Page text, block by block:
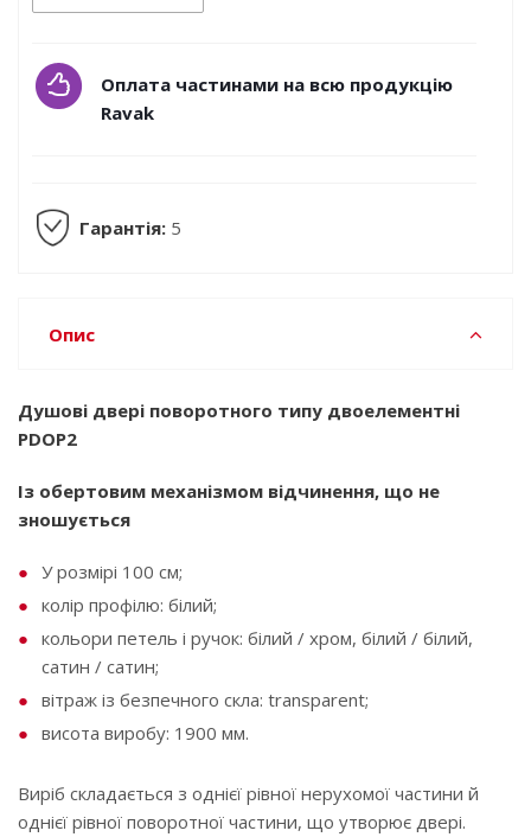
Оплата частинами на всю продукцію
Ravak
Гарантія: 5
Опис
Душові двері поворотного типу двоелементні
PDOP2
Із обертовим механізмом відчинення, що не
зношується
У розмірі 100 см;
колір профілю: білий;
кольори петель і ручок: білий / хром, білий / білий,
сатин / сатин;
вітраж із безпечного скла: transparent;
висота виробу: 1900 мм.
Виріб складається з однієї рівної нерухомої частини й
однієї рівної поворотної частини, що утворює двері.